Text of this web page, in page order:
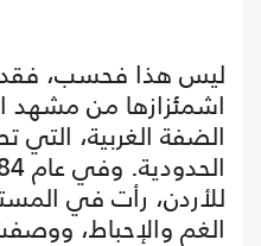
ليس هذا فحسب، فقد
اشمئزازها من
الضفة الغربية، التي
للأردن، رأت في
الغم والإحباط،